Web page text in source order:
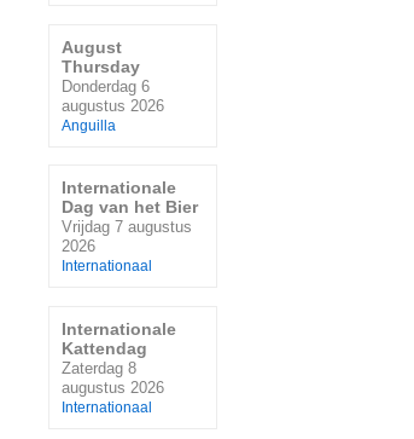
August
Thursday
Donderdag 6
augustus 2026
Anguilla
Internationale
Dag van het Bier
Vrijdag 7 augustus
2026
Internationaal
Internationale
Kattendag
Zaterdag 8
augustus 2026
Internationaal